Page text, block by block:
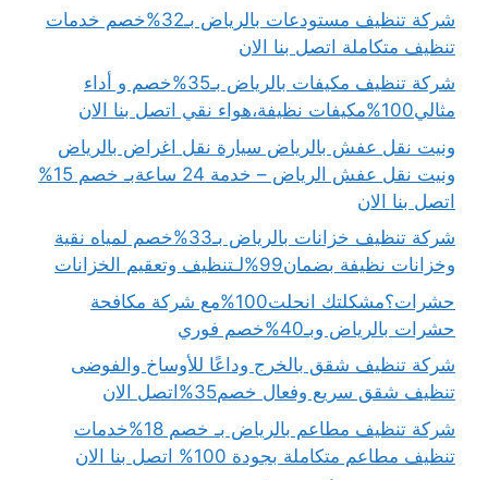
شركة تنظيف مستودعات بالرياض بـ32%خصم خدمات
تنظيف متكاملة اتصل بنا الان
شركة تنظيف مكيفات بالرياض بـ35%خصم و أداء
مثالي100%مكيفات نظيفة،هواء نقي اتصل بنا الان
ونيت نقل عفش بالرياض سيارة نقل اغراض بالرياض
ونيت نقل عفش الرياض – خدمة 24 ساعةبـ خصم 15%
اتصل بنا الان
شركة تنظيف خزانات بالرياض بـ33%خصم لمياه نقية
وخزانات نظيفة بضمان99%لـتنظيف وتعقيم الخزانات
حشرات؟مشكلتك انحلت100%مع شركة مكافحة
حشرات بالرياض وبـ40%خصم فوري
شركة تنظيف شقق بالخرج وداعًا للأوساخ والفوضى
تنظيف شقق سريع وفعال خصم35%اتصل الان
شركة تنظيف مطاعم بالرياض بـ خصم 18%خدمات
تنظيف مطاعم متكاملة بجودة 100% اتصل بنا الان